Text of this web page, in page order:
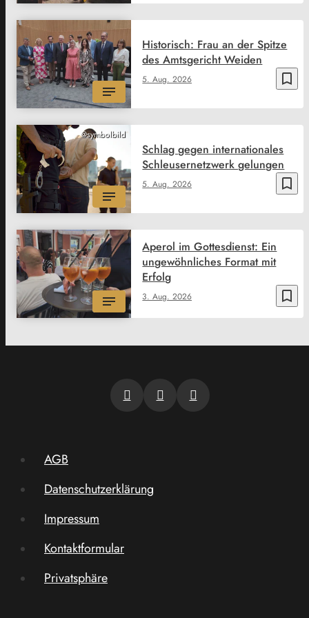
bookmark_border
5. Aug. 2026
Historisch: Frau an der Spitze
des Amtsgericht Weiden
@symbolbild
bookmark_border
5. Aug. 2026
Schlag gegen internationales
Schleusernetzwerk gelungen
bookmark_border
3. Aug. 2026
Aperol im Gottesdienst: Ein
ungewöhnliches Format mit
Erfolg
AGB
Datenschutzerklärung
Impressum
Kontaktformular
Privatsphäre